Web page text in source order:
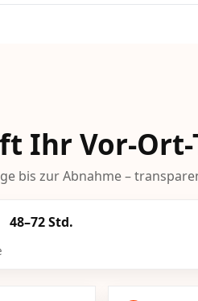
Ihr Vor-
bis zur Abnahme –
48–72 Std.